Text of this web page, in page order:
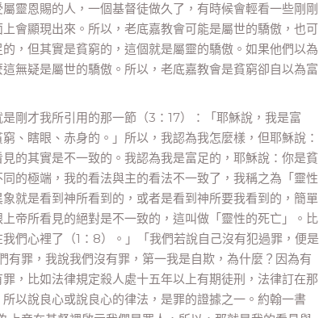
靈恩賜的人，一個基督徒做久了，有時候會輕看一些剛剛
會顯現出來。所以，老底嘉教會可能是屬世的驕傲，也可
，但其實是貧窮的，這個就是屬靈的驕傲。如果他們以為
無疑是屬世的驕傲。所以，老底嘉教會是貧窮卻自以為富
剛才我所引用的那一節（3：17）：「耶穌說，我是富
、瞎眼、赤身的。」所以，我認為我怎麼樣，但耶穌說：
的其實是不一致的。我認為我是富足的，耶穌說：你是貧
的極端，我的看法與主的看法不一致了，我稱之為「靈性
就是看到神所看到的，或者是看到神所要我看到的，簡單
帝所看見的絕對是不一致的，這叫做「靈性的死亡」。比
們心裡了（1：8）。」「我們若說自己沒有犯過罪，便是
罪，我說我們沒有罪，第一我是自欺，為什麼？因為有
，比如法律規定殺人處十五年以上有期徒刑，法律訂在那
以說良心或說良心的律法，是罪的證據之一。約翰一書